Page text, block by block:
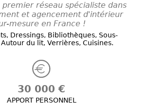
premier réseau spécialiste dans
et agencement d'intérieur
mesure en France !
Dressings, Bibliothèques, Sous-
du lit, Verrières, Cuisines.
30 000 €
APPORT PERSONNEL